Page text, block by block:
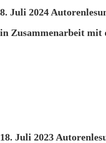
8. Juli 2024
in Zusammenarbeit mit
18. Juli 2023